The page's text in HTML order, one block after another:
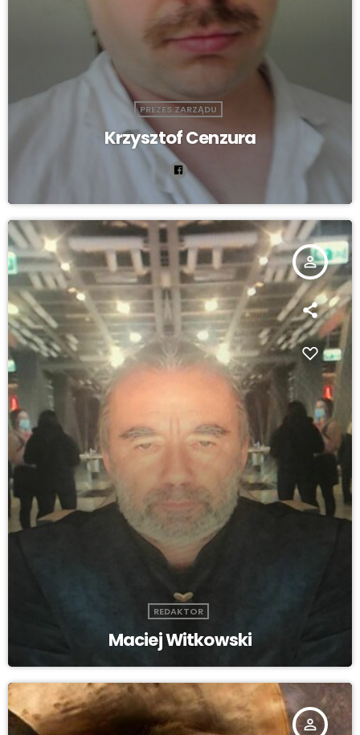
PREZES ZARZĄDU
Krzysztof Cenzura
person_outline
REDAKTOR
Maciej Witkowski
person_outline